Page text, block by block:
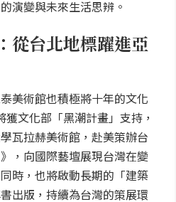
演變與未來生活思辨。
從台北地標躍進亞
美術館也積極將十年的文化
文化部「黑潮計畫」支持，
瓦拉赫美術館，赴美策辦台
，向國際藝壇展現台灣在變
時，也將啟動長期的「建築
出版，持續為台灣的策展環